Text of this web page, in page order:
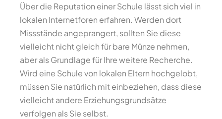
Über die Reputation einer Schule lässt sich viel in
lokalen Internetforen erfahren. Werden dort
Missstände angeprangert, sollten Sie diese
vielleicht nicht gleich für bare Münze nehmen,
aber als Grundlage für Ihre weitere Recherche.
Wird eine Schule von lokalen Eltern hochgelobt,
müssen Sie natürlich mit einbeziehen, dass diese
vielleicht andere Erziehungsgrundsätze
verfolgen als Sie selbst.